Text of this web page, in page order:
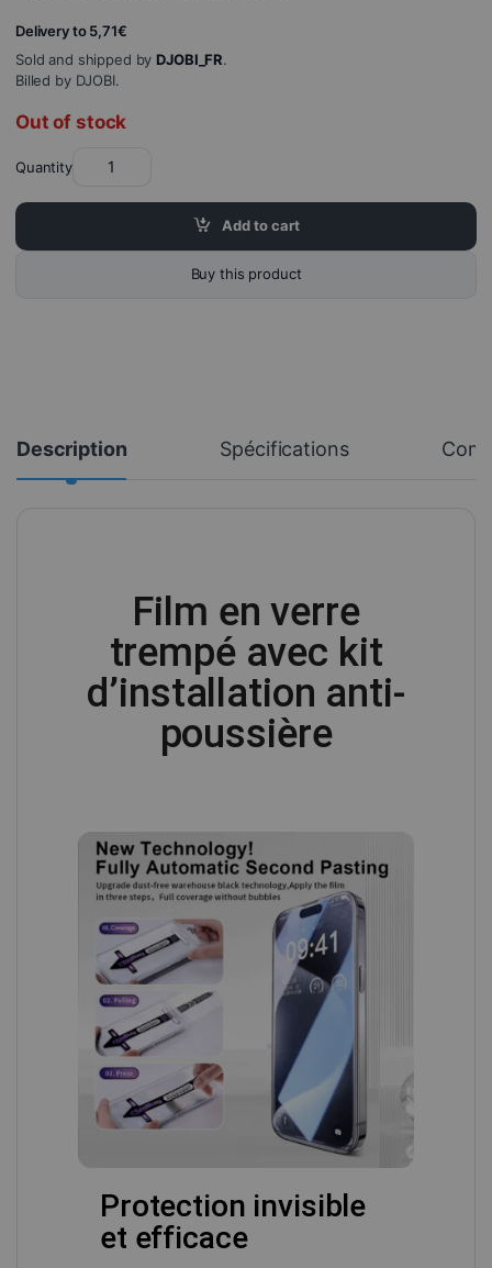
Delivery to 5,71€
Sold and shipped byDJOBI_FR.
Billed by DJOBI.
Out of stock
Quantity
Add to cart
Buy this product
Description Spécifications
Film en verre
trempé avec kit
d’installation anti-
poussière
Protection invisible
et efficace